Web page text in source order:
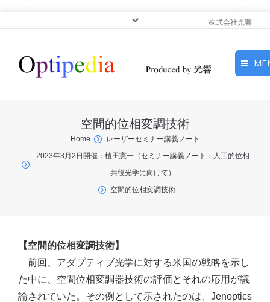
株式会社光響
ピックアップ
光基礎・光源
光応用・アプリケーショ
空間的位相変調技術
You are here:Home
レーザーセミナー講義ノート
2023年3月2日開催：植田憲一（セミナー講義ノート：人工的位相
共役光学に向けて）
空間的位相変調技術
【空間的位相変調技術】
前回、アダプティブ光学に対する米国の戦略を示し
た中に、空間位相変調器技術の評価とそれの応用が議
論されていた。その例として示されたのは、Jenoptics